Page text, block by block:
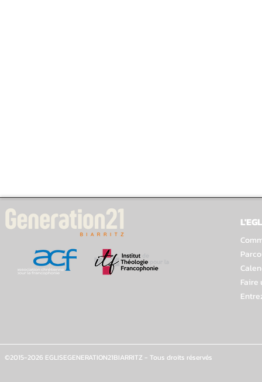
Faire
©2015-2026 EGLISEGENERATION21BIARRITZ - Tous droits réservés